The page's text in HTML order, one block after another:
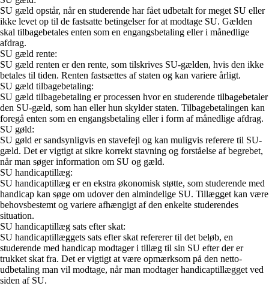
SU gæld opstår, når en studerende har fået udbetalt for meget SU eller
ikke levet op til de fastsatte betingelser for at modtage SU. Gælden
skal tilbagebetales enten som en engangsbetaling eller i månedlige
afdrag.
SU gæld rente:
SU gæld renten er den rente, som tilskrives SU-gælden, hvis den ikke
betales til tiden. Renten fastsættes af staten og kan variere årligt.
SU gæld tilbagebetaling:
SU gæld tilbagebetaling er processen hvor en studerende tilbagebetaler
den SU-gæld, som han eller hun skylder staten. Tilbagebetalingen kan
foregå enten som en engangsbetaling eller i form af månedlige afdrag.
SU gøld:
SU gøld er sandsynligvis en stavefejl og kan muligvis referere til SU-
gæld. Det er vigtigt at sikre korrekt stavning og forståelse af begrebet,
når man søger information om SU og gæld.
SU handicaptillæg:
SU handicaptillæg er en ekstra økonomisk støtte, som studerende med
handicap kan søge om udover den almindelige SU. Tillægget kan være
behovsbestemt og variere afhængigt af den enkelte studerendes
situation.
SU handicaptillæg sats efter skat:
SU handicaptillæggets sats efter skat refererer til det beløb, en
studerende med handicap modtager i tillæg til sin SU efter der er
trukket skat fra. Det er vigtigt at være opmærksom på den netto-
udbetaling man vil modtage, når man modtager handicaptillægget ved
siden af SU.